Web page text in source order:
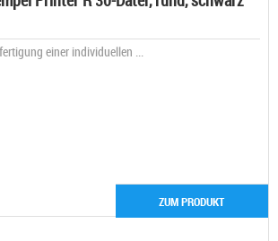
einer individuellen ...
ZUM PRODUKT